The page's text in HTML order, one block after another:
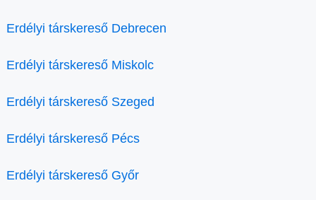
Erdélyi társkereső Debrecen
Erdélyi társkereső Miskolc
Erdélyi társkereső Szeged
Erdélyi társkereső Pécs
Erdélyi társkereső Győr